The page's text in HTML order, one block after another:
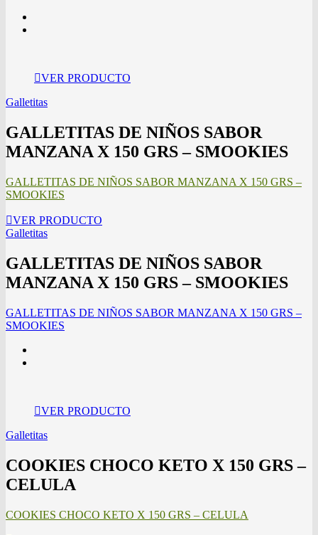
VER PRODUCTO
Galletitas
GALLETITAS DE NIÑOS SABOR
MANZANA X 150 GRS – SMOOKIES
GALLETITAS DE NIÑOS SABOR MANZANA X 150 GRS –
SMOOKIES
VER PRODUCTO
Galletitas
GALLETITAS DE NIÑOS SABOR
MANZANA X 150 GRS – SMOOKIES
GALLETITAS DE NIÑOS SABOR MANZANA X 150 GRS –
SMOOKIES
VER PRODUCTO
Galletitas
COOKIES CHOCO KETO X 150 GRS –
CELULA
COOKIES CHOCO KETO X 150 GRS – CELULA